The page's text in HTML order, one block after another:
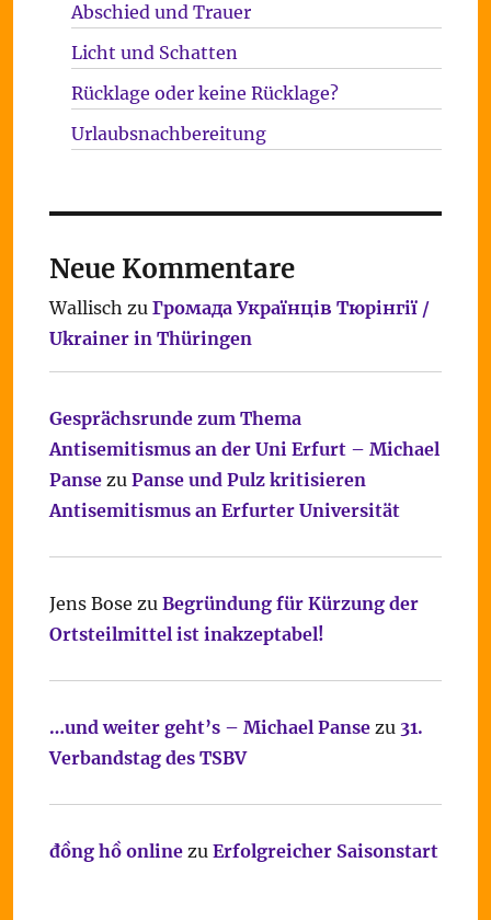
Abschied und Trauer
Licht und Schatten
Rücklage oder keine Rücklage?
Urlaubsnachbereitung
Neue Kommentare
Wallisch zu Громада Українців Тюрінгії /
Ukrainer in Thüringen
Gesprächsrunde zum Thema
Antisemitismus an der Uni Erfurt – Michael
Pansezu Panse und Pulz kritisieren
Antisemitismus an Erfurter Universität
Jens Bose zu Begründung für Kürzung der
Ortsteilmittel ist inakzeptabel!
…und weiter geht’s – Michael Pansezu 31.
Verbandstag des TSBV
đồng hồ onlinezu Erfolgreicher Saisonstart